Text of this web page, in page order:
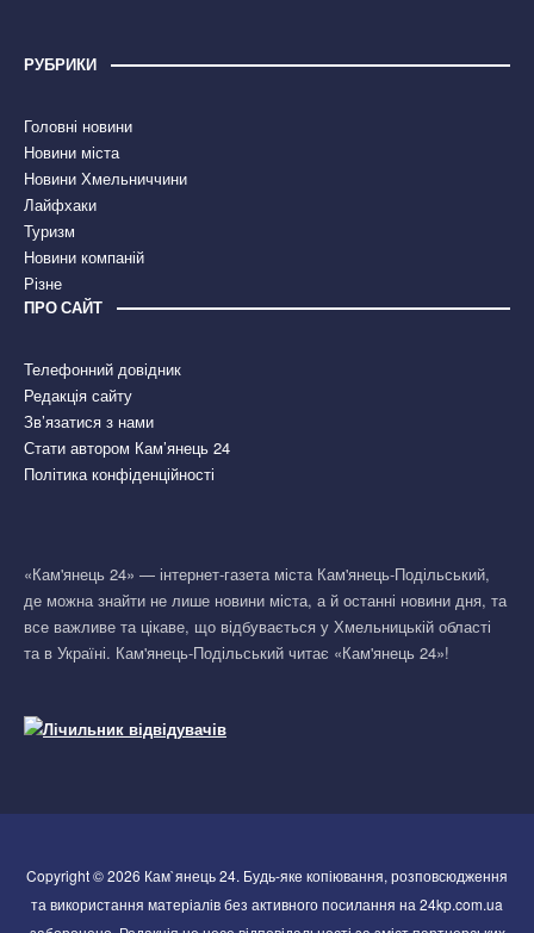
РУБРИКИ
Головні новини
Новини міста
Новини Хмельниччини
Лайфхаки
Туризм
Новини компаній
Різне
ПРО САЙТ
Телефонний довідник
Редакція сайту
Зв’язатися з нами
Стати автором Кам’янець 24
Політика конфіденційності
«Кам'янець 24» — інтернет-газета міста Кам'янець-Подільський,
де можна знайти не лише новини міста, а й останні новини дня, та
все важливе та цікаве, що відбувається у Хмельницькій області
та в Україні. Кам'янець-Подільський читає «Кам'янець 24»!
Copyright © 2026 Кам`янець 24. Будь-яке копіювання, розповсюдження
та використання матеріалів без активного посилання на 24kp.com.ua